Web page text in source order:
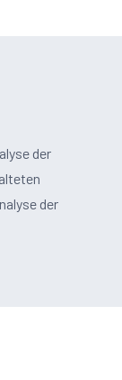
der
der